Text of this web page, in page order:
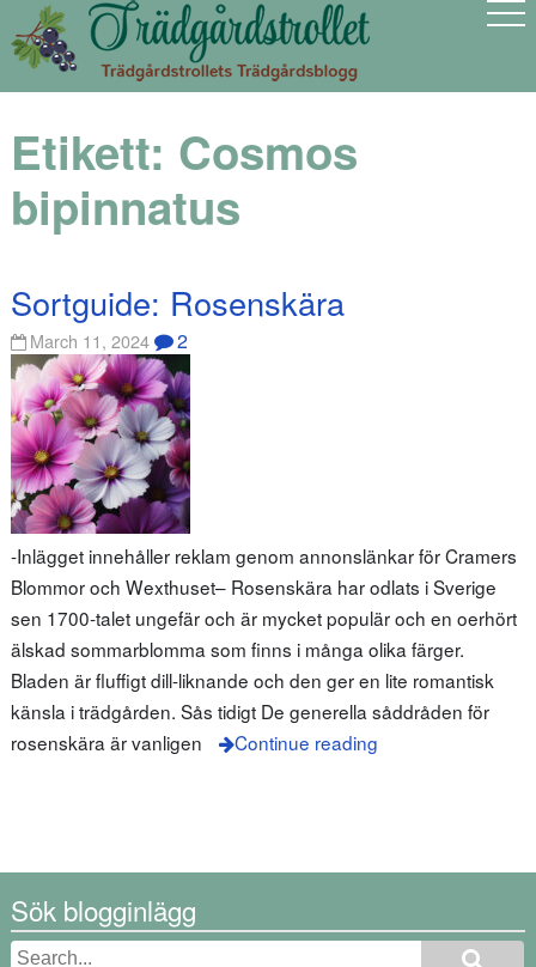
Etikett: Cosmos
bipinnatus
Sortguide: Rosenskära
March 11, 2024 2
-Inlägget innehåller reklam genom annonslänkar för Cramers
Blommor och Wexthuset– Rosenskära har odlats i Sverige
sen 1700-talet ungefär och är mycket populär och en oerhört
älskad sommarblomma som finns i många olika färger.
Bladen är fluffigt dill-liknande och den ger en lite romantisk
känsla i trädgården. Sås tidigt De generella såddråden för
rosenskära är vanligen
Continue reading
Sök blogginlägg